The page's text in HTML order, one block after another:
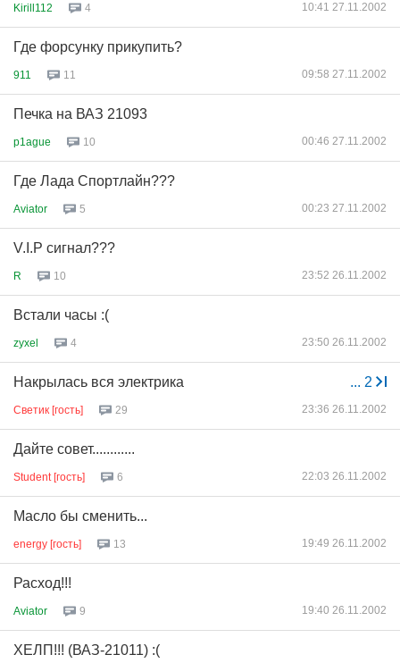
Kirill112 4 10:41 27.11.2002
Где форсунку прикупить?
911 11 09:58 27.11.2002
Печка на ВАЗ 21093
p1ague 10 00:46 27.11.2002
Где Лада Спортлайн???
Aviator 5 00:23 27.11.2002
V.I.P сигнал???
R 10 23:52 26.11.2002
Встали часы :(
zyxel 4 23:50 26.11.2002
... 2
Накрылась вся электрика
Светик [гость] 29 23:36 26.11.2002
Дайте совет............
Student [гость] 6 22:03 26.11.2002
Масло бы сменить...
energy [гость] 13 19:49 26.11.2002
Расход!!!
Aviator 9 19:40 26.11.2002
ХЕЛП!!! (ВАЗ-21011) :(